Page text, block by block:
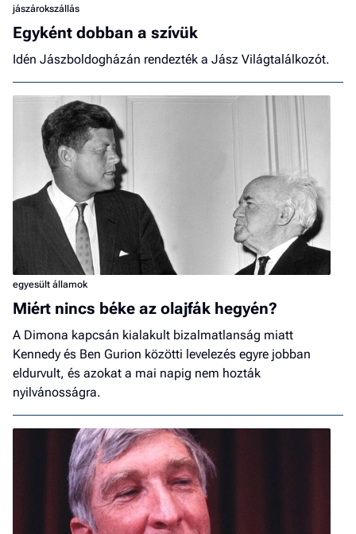
jászárokszállás
Egyként dobban a szívük
Idén Jászboldogházán rendezték a Jász Világtalálkozót.
egyesült államok
Miért nincs béke az olajfák hegyén?
A Dimona kapcsán kialakult bizalmatlanság miatt
Kennedy és Ben Gurion közötti levelezés egyre jobban
eldurvult, és azokat a mai napig nem hozták
nyilvánosságra.